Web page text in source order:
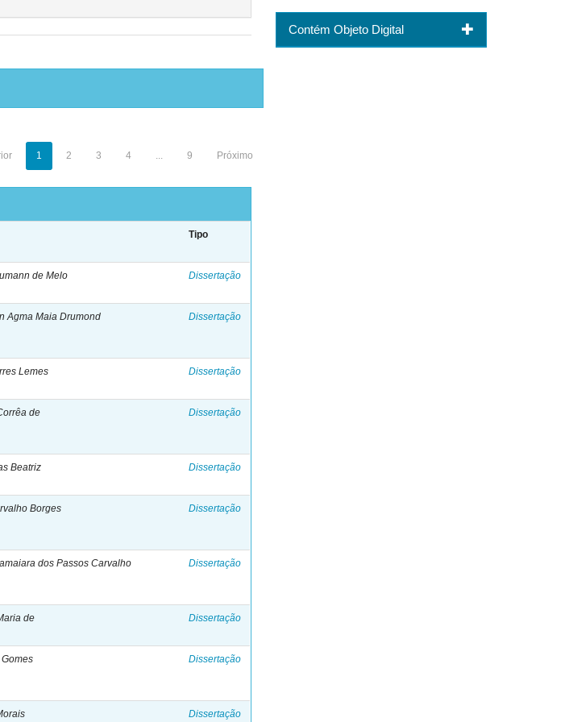
1 2 3 4 ... 9 Próximo
Tipo
de Melo Dissertação
Agma Maia Drumond Dissertação
Lemes Dissertação
de Dissertação
Beatriz Dissertação
Borges Dissertação
dos Passos Carvalho Dissertação
de Dissertação
Dissertação
Dissertação
Contém Objeto Digital